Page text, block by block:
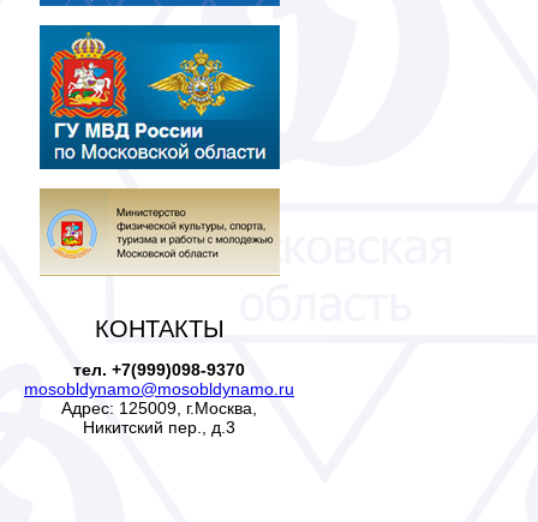
КОНТАКТЫ
тел. +7(999)098-9370
mosobldynamo@mosobldynamo.ru
Адрес: 125009, г.Москва,
Никитский пер., д.3